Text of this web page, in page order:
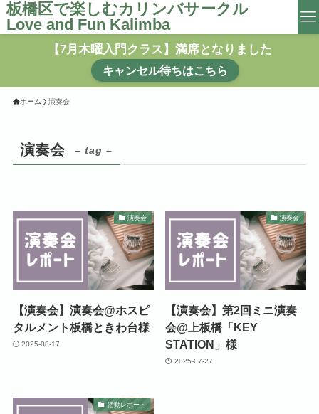
板橋区で楽しむカリンバサークル
Love and Fun Kalimba
【7月木曜入門クラス】満席となりました
キャンセル待ちはこちら
ホーム 演奏会
演奏会 – tag –
演奏会
【演奏会】演奏会@ホスピ
タルメント板橋ときわ台様
2025-08-17
演奏会
【演奏会】第2回ミニ演奏
会@上板橋「KEY
STATION」様
2025-07-27
活動レポート